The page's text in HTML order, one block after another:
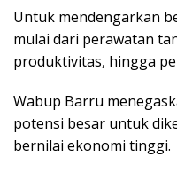
Untuk mendengarkan
mulai dari perawatan
produktivitas, hingga
Wabup Barru
potensi besar untuk
bernilai ekonomi tinggi.